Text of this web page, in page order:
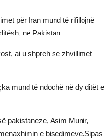
për Iran mund të rifillojnë
në Pakistan.
ai u shpreh se zhvillimet
mund të ndodhë në dy ditët e
pakistaneze, Asim Munir,
e bisedimeve.Sipas